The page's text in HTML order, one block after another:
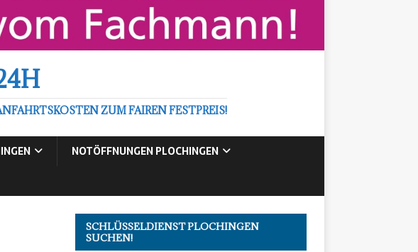
ZUM FAIREN FESTPREIS!
NOTÖFFNUNGEN PLOCHINGEN
SCHLÜSSELDIENST PLOCHINGEN
SUCHEN!